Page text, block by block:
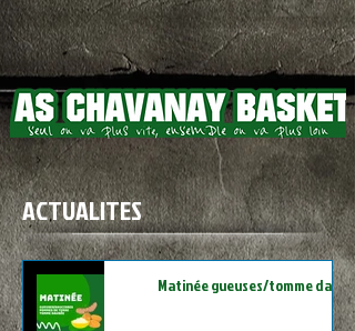
ACTUALITES
Matinée gueuses/tomme daubée